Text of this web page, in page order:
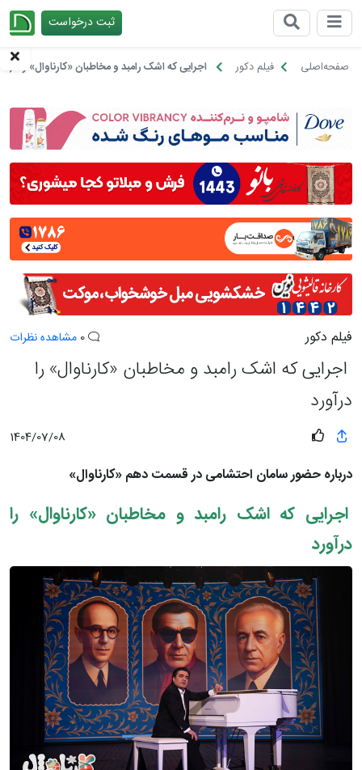
ثبت درخواست
صفحه‌اصلی فیلم دکور اجرایی که اشک رامبد و مخاطبان «کارناوال» را
فیلم دکور مشاهده نظرات
اجرایی که اشک رامبد و مخاطبان «کارناوال» را
درآورد
1404/07/08
درباره حضور سامان احتشامی در قسمت دهم «کارناوال»
اجرایی که اشک رامبد و مخاطبان «کارناوال» را
درآورد